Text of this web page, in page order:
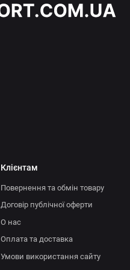
Клієнтам
Повернення та обмін товару
Договір публічної оферти
О нас
Оплата та доставка
Умови використання сайту